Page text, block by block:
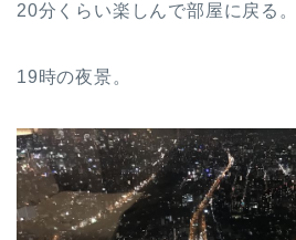
20分くらい楽しんで部屋に戻る。
19時の夜景。